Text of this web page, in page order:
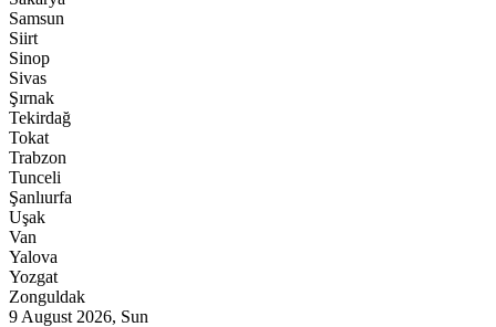
Samsun
Siirt
Sinop
Sivas
Şırnak
Tekirdağ
Tokat
Trabzon
Tunceli
Şanlıurfa
Uşak
Van
Yalova
Yozgat
Zonguldak
9 August 2026, Sun